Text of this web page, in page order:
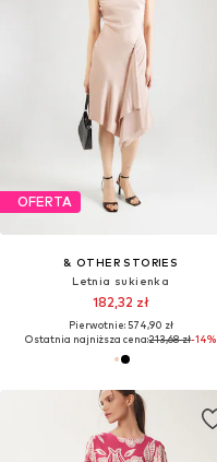
OFERTA
& OTHER STORIES
Letnia sukienka
182,32 zł
Pierwotnie: 574,90 zł
Ostatnia najniższa cena:213,68 zł-14%